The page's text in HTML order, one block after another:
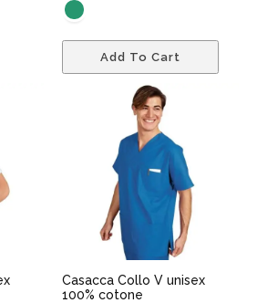
Add To Cart
Casacca Collo V unisex
100% cotone